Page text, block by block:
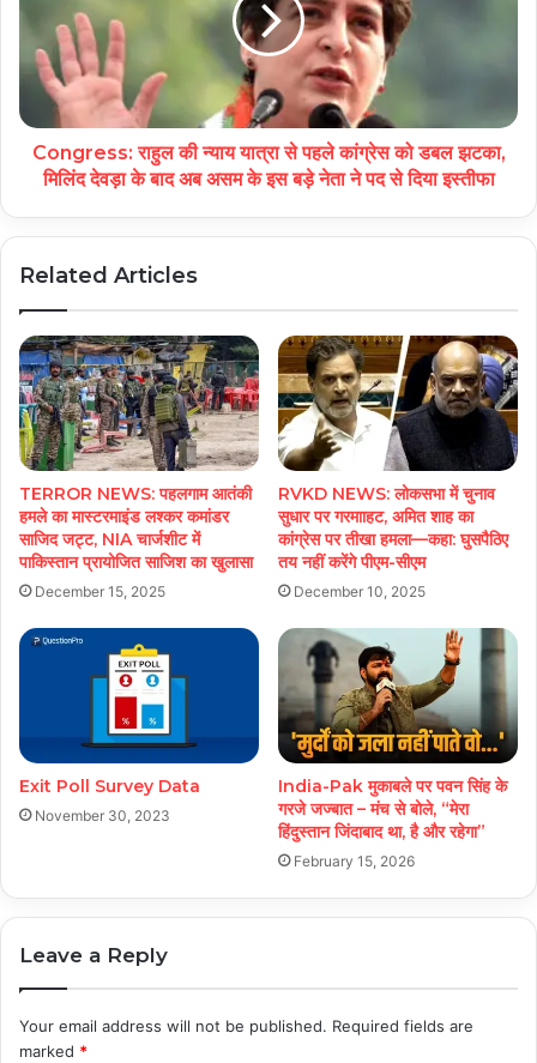
Congress: राहुल की न्याय यात्रा से पहले कांग्रेस को डबल झटका,
मिलिंद देवड़ा के बाद अब असम के इस बड़े नेता ने पद से दिया इस्तीफा
Related Articles
TERROR NEWS: पहलगाम आतंकी
हमले का मास्टरमाइंड लश्कर कमांडर
साजिद जट्ट, NIA चार्जशीट में
पाकिस्तान प्रायोजित साजिश का खुलासा
December 15, 2025
RVKD NEWS: लोकसभा में चुनाव
सुधार पर गरमााहट, अमित शाह का
कांग्रेस पर तीखा हमला—कहा: घुसपैठिए
तय नहीं करेंगे पीएम-सीएम
December 10, 2025
Exit Poll Survey Data
November 30, 2023
India-Pak मुकाबले पर पवन सिंह के
गरजे जज्बात – मंच से बोले, “मेरा
हिंदुस्तान जिंदाबाद था, है और रहेगा”
February 15, 2026
Leave a Reply
Your email address will not be published. Required fields are
marked *